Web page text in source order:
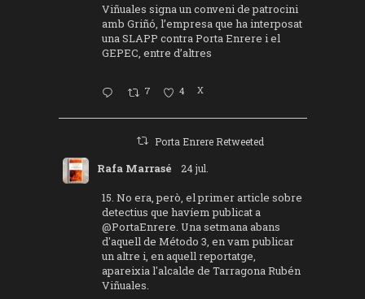
Viñuales signa un conveni de patrocini
amb Griñó, l’empresa que ha interposat
una SLAPP contra Porta Enrere i el
GEPEC, entre d’altres
7 4 X
Porta Enrere Retweeted
Rafa Marrasé 24 jul.
15. No era, però, el primer article sobre
detectius que havíem publicat a
@PortaEnrere. Una setmana abans
d'aquell de Método 3, en vam publicar
un altre i, en aquell reportatge,
apareixia l'alcalde de Tarragona Rubén
Viñuales.